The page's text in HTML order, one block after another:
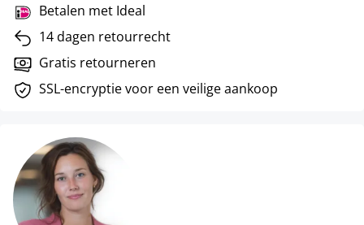
Betalen met Ideal
14 dagen retourrecht
Gratis retourneren
SSL-encryptie voor een veilige aankoop